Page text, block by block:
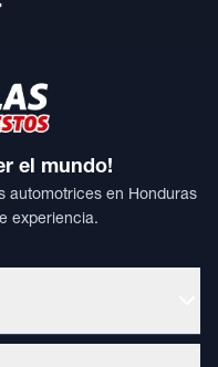
el mundo!
automotrices en Honduras
experiencia.